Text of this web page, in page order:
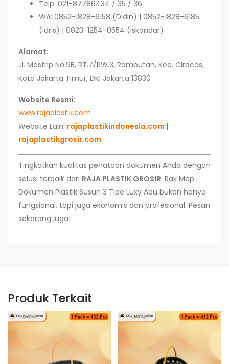
Telp: 021-87786434 / 35 / 36
WA: 0852-1828-6158 (Didin) | 0852-1828-6185
(Idris) | 0823-1254-0554 (Iskandar)
Alamat:
Jl. Mastrip No.9B, RT.7/RW.3, Rambutan, Kec. Ciracas,
Kota Jakarta Timur, DKI Jakarta 13830
Website Resmi:
www.rajaplastik.com
Website Lain: rajaplastikindonesia.com |
rajaplastikgrosir.com
Tingkatkan kualitas penataan dokumen Anda dengan
solusi terbaik dari RAJA PLASTIK GROSIR. Rak Map
Dokumen Plastik Susun 3 Tipe Luxy Abu bukan hanya
fungsional, tapi juga ekonomis dan profesional. Pesan
sekarang juga!
Produk Terkait